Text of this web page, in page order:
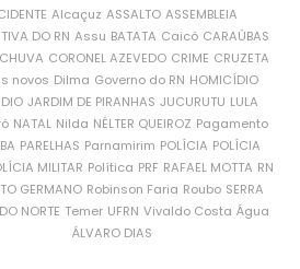
Alcaçuz ASSALTO ASSEMBLEIA
DO RN Assu BATATA Caicó CARAÚBAS
CORONEL AZEVEDO CRIME CRUZETA
novos Dilma Governo do RN HOMICÍDIO
JARDIM DE PIRANHAS JUCURUTU LULA
NATAL Nilda NÉLTER QUEIROZ Pagamento
PARELHAS Parnamirim POLÍCIA POLÍCIA
MILITAR Política PRF RAFAEL MOTTA RN
GERMANO Robinson Faria Roubo SERRA
NORTE Temer UFRN Vivaldo Costa Água
ÁLVARO DIAS